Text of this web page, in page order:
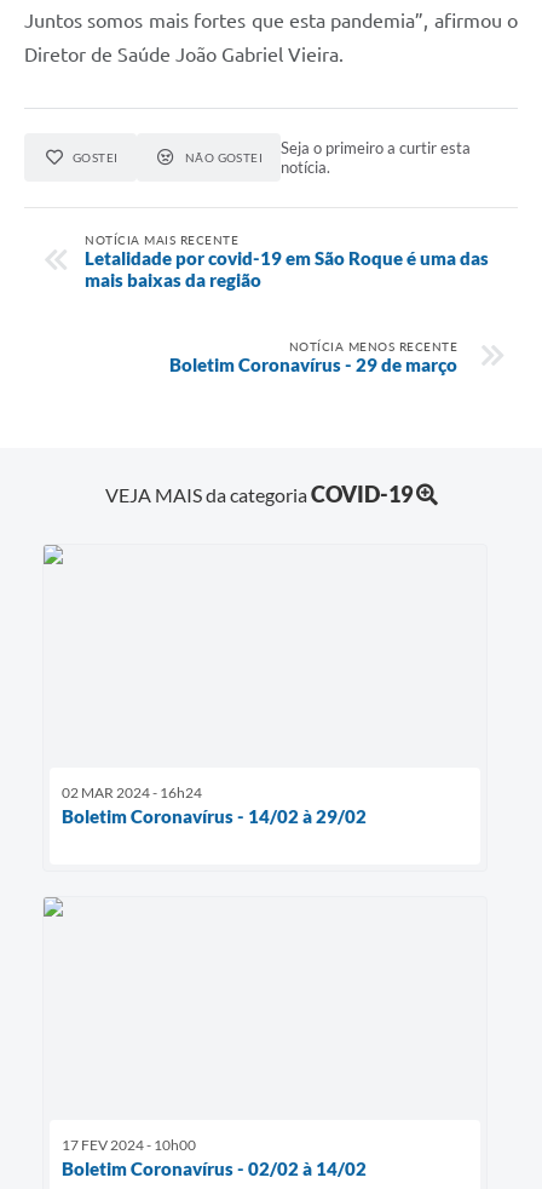
Ouvidorias
Qualifica São Roque
Sala do Empreendedor - Licenciamento Municipal para MEI
2ª Via de Tributos
FAQ - Perguntas frequentes
Juntos somos mais fortes que esta pandemia”, afirmou o
Diretor de Saúde João Gabriel Vieira.
GOSTEI NÃO GOSTEI
Seja o primeiro a curtir esta
notícia.
NOTÍCIA MAIS RECENTE
Letalidade por covid-19 em São Roque é uma das
mais baixas da região
NOTÍCIA MENOS RECENTE
Boletim Coronavírus - 29 de março
VEJA MAIS da categoriaCOVID-19
02 MAR 2024 - 16h24
Boletim Coronavírus - 14/02 à 29/02
17 FEV 2024 - 10h00
Boletim Coronavírus - 02/02 à 14/02